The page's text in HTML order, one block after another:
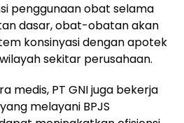
penggunaan obat selama
dasar, obat-obatan akan
konsinyasi dengan apotek
sekitar perusahaan.
medis, PT GNI juga bekerja
melayani BPJS